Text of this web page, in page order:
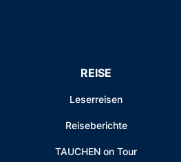
REISE
Leserreisen
Reiseberichte
TAUCHEN on Tour